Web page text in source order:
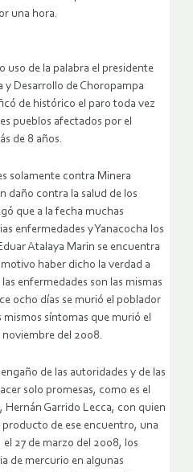
una hora.
uso de la palabra el presidente
y Desarrollo de Choropampa
de histórico el paro toda vez
pueblos afectados por el
de 8 años.
solamente contra Minera
daño contra la salud de los
que a la fecha muchas
enfermedades y Yanacocha los
Atalaya Marin se encuentra
haber dicho la verdad a
enfermedades son las mismas
ocho días se murió el poblador
mismos síntomas que murió el
noviembre del 2008.
de las autoridades y de las
solo promesas, como es el
Hernán Garrido Lecca, con quien
de ese encuentro, una
27 de marzo del 2008, los
de mercurio en algunas